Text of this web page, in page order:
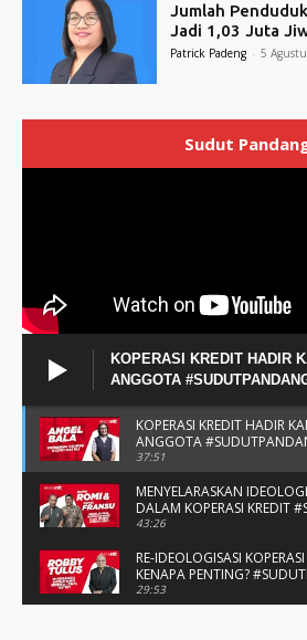
Jumlah
Jadi 1,03 Juta
Patrick Padeng - 5
Sudut
KOPERASI KREDIT HADIR
ANGGOTA
KOPERASI KREDIT HADIR
ANGGOTA
37:51
MENYELARASKAN
DALAM KOPERASI KREDIT
BAPAK ROMI & BAPAK
43:26
RE-IDEOLOGISASI
KENAPA PENTING?
TULUS
29:53